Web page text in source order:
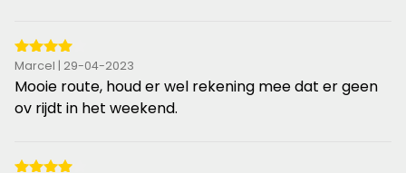
4
van
de
Marcel | 29-04-2023
Mooie route, houd er wel rekening mee dat er geen
ov rijdt in het weekend.